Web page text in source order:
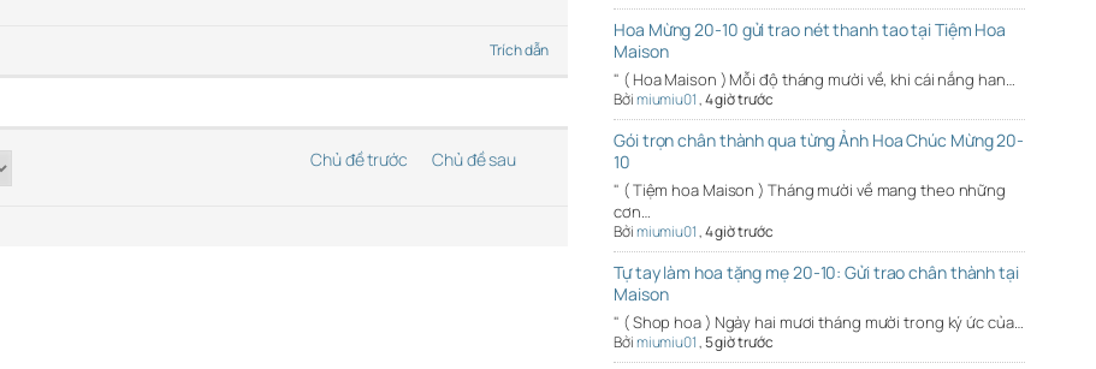
Trích dẫn
Chủ đề trước Chủ đề sau
Hoa Mừng 20-10 gửi trao nét thanh tao tại Tiệm Hoa
Maison
" ( Hoa Maison ) Mỗi độ tháng mười về, khi cái nắng han…
Bởimiumiu01,4 giờ trước
Gói trọn chân thành qua từng Ảnh Hoa Chúc Mừng 20-
10
" ( Tiệm hoa Maison ) Tháng mười về mang theo những
cơn…
Bởimiumiu01,4 giờ trước
Tự tay làm hoa tặng mẹ 20-10: Gửi trao chân thành tại
Maison
" ( Shop hoa ) Ngày hai mươi tháng mười trong ký ức của…
Bởimiumiu01,5 giờ trước